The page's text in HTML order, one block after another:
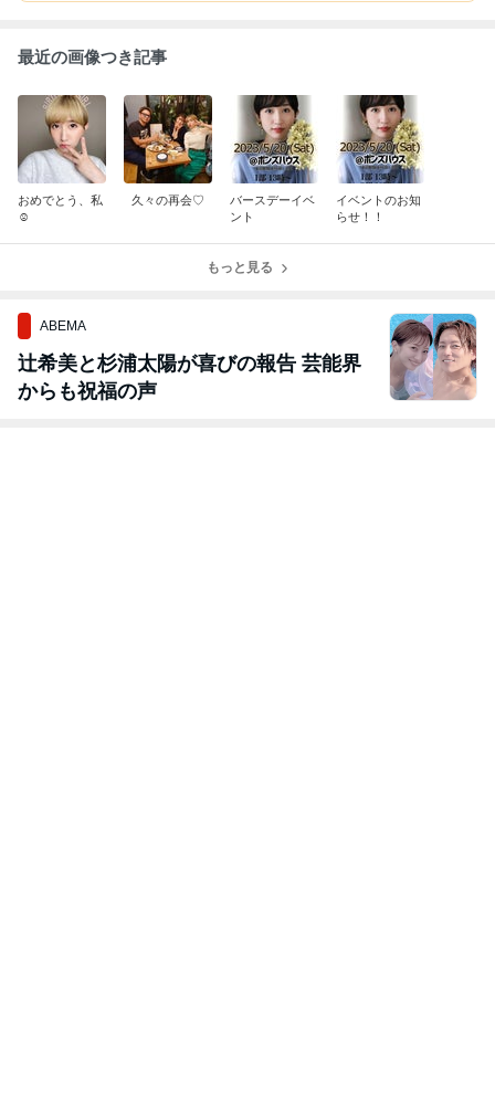
最近の画像つき記事
おめでとう、私
☺️
久々の再会♡
バースデーイベ
ント
イベントのお知
らせ！！
もっと見る
ABEMA
辻希美と杉浦太陽が喜びの報告 芸能界
からも祝福の声